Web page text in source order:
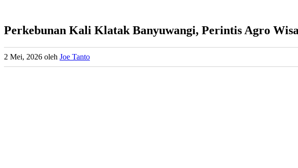
Perkebunan Kali Klatak Banyuwangi, Perintis Agro
2 Mei, 2026 oleh Joe Tanto